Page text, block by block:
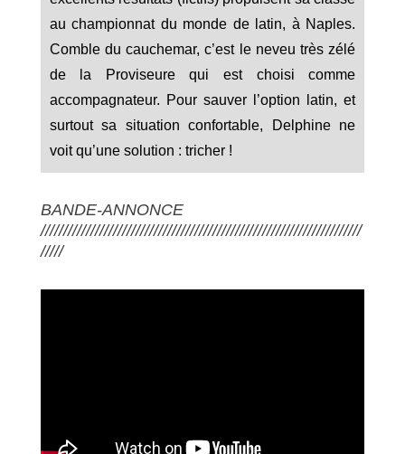
au championnat du monde de latin, à Naples.
Comble du cauchemar, c’est le neveu très zélé
de la Proviseure qui est choisi comme
accompagnateur. Pour sauver l’option latin, et
surtout sa situation confortable, Delphine ne
voit qu’une solution : tricher !
BANDE-ANNONCE
///////////////////////////////////////////////////////////////////////
/////